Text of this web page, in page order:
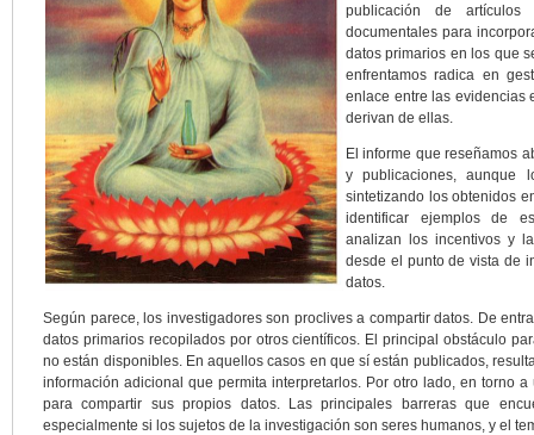
publicación de
documentales para
datos primarios en los que
enfrentamos radica en
enlace entre las evidencias
derivan de ellas.
El informe que reseñamos
y publicaciones, aunque
sintetizando los obtenidos
identificar ejemplos de
analizan los incentivos y
desde el punto de vista de
datos.
Según parece, los investigadores son proclives a compartir datos. De
datos primarios recopilados por otros científicos. El principal obstáculo
no están disponibles. En aquellos casos en que sí están publicados,
información adicional que permita interpretarlos. Por otro lado, en torno
para compartir sus propios datos. Las principales barreras que
especialmente si los sujetos de la investigación son seres humanos, y el